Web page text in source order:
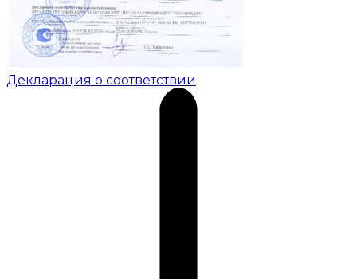
Декларация о соответствии